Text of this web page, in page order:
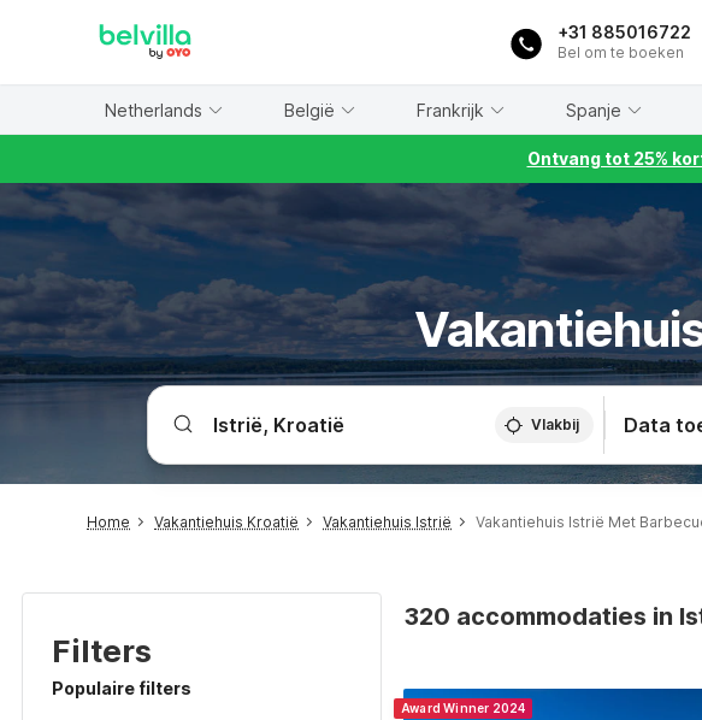
+31 885016722
Bel om te boeken
Netherlands België Frankrijk Spanje
Ontvang tot 25%
Vlakbij Data
Home Vakantiehuis Kroatië Vakantiehuis Istrië Vakantiehuis Istrië Met
Filters
Populaire filters
320 accommodaties in
Award Winner 2024